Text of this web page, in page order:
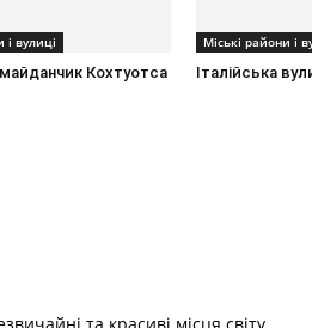
і вулиці
Кохтуотса
Міські райони і
Італійська